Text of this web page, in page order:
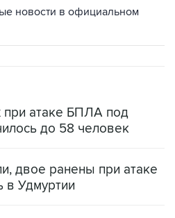
новости в официальном
при атаке БПЛА под
до 58 человек
двое ранены при атаке
Удмуртии